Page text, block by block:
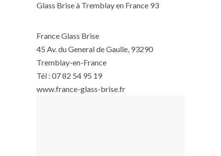
Glass Brise à Tremblay en France 93
France Glass Brise
45 Av. du General de Gaulle, 93290
Tremblay-en-France
Tél : 07 82 54 95 19
www.france-glass-brise.fr